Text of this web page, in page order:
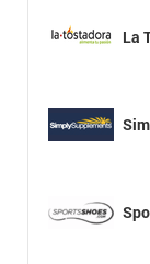
La